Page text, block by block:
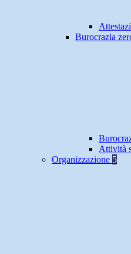
Burocrazia
Attività
Organizzazione 5